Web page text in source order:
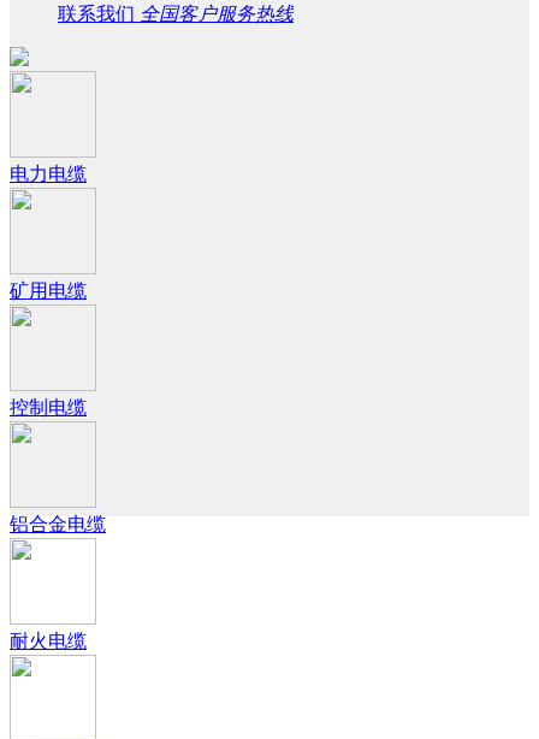
联系我们 全国客户服务热线
电力电缆
矿用电缆
控制电缆
铝合金电缆
耐火电缆